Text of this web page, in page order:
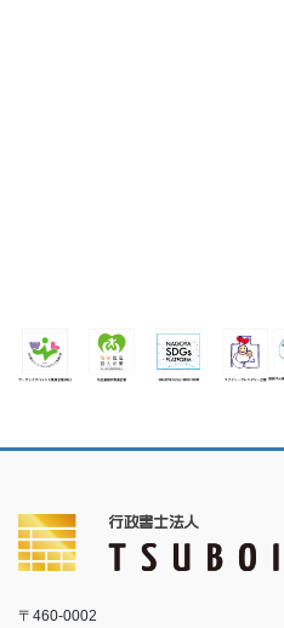
〒460-0002